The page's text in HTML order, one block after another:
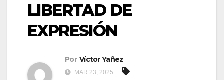
LIBERTAD DE
EXPRESIÓN
Por Víctor Yañez
MAR 23, 2025